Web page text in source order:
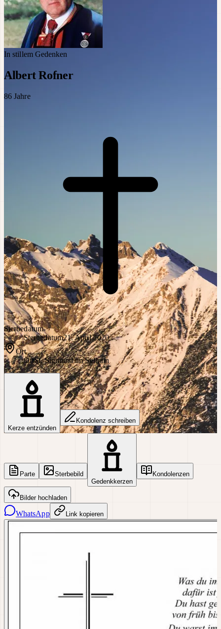
In stillem Gedenken
Albert Rofner
86 Jahre
Sterbedatum
Sterbedatum21. April 2020
Ort
OrtSt. Sigmund im Sellrain
Kerze entzünden
Kondolenz schreiben
Parte
Sterbebild
Gedenkkerzen
Kondolenzen
Bilder hochladen
WhatsApp Link kopieren